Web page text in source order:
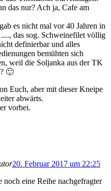
das nur? Ach ja, Cafe am
es nicht mal vor 40 Jahren in
das sog. Schweinefilet völlig
definierbar und alles
bemühten sich
weil die Soljanka aus der TK
🙂
Euch, aber mit dieser Kneipe
abwärts.
vorbei.
20. Februar 2017 um 22:25
noch eine Reihe nachgefragter